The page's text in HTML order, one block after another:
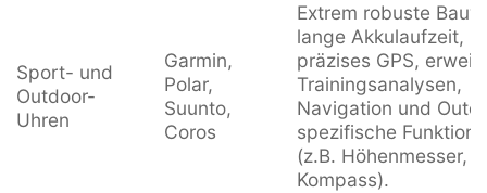
Sport- und
Outdoor-
Uhren
Garmin,
Polar,
Suunto,
Coros
Extrem robuste
lange Akkulaufzeit,
präzises GPS,
Trainingsanalysen,
Navigation und
spezifische
(z.B. Höhenmesser,
Kompass).